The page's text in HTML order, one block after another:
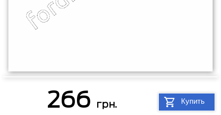
266 грн. Купить